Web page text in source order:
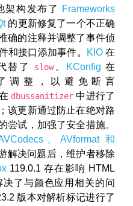
架构发布了
Frameworks
的更新修复了一个不正确
确的注释并调整了事件侦
和接口添加事件。 KIO在
替了 slow。 KConfig 在
调整，以避免断言
dbussanitizer 中进行了
该更新通过防止在绝对路
尝试，加强了安全措施。
、AVformat 和
解决问题后，维护者移除
119.0.1 存在影响 HTML
了与颜色应用相关的问
版本对解析标记进行了